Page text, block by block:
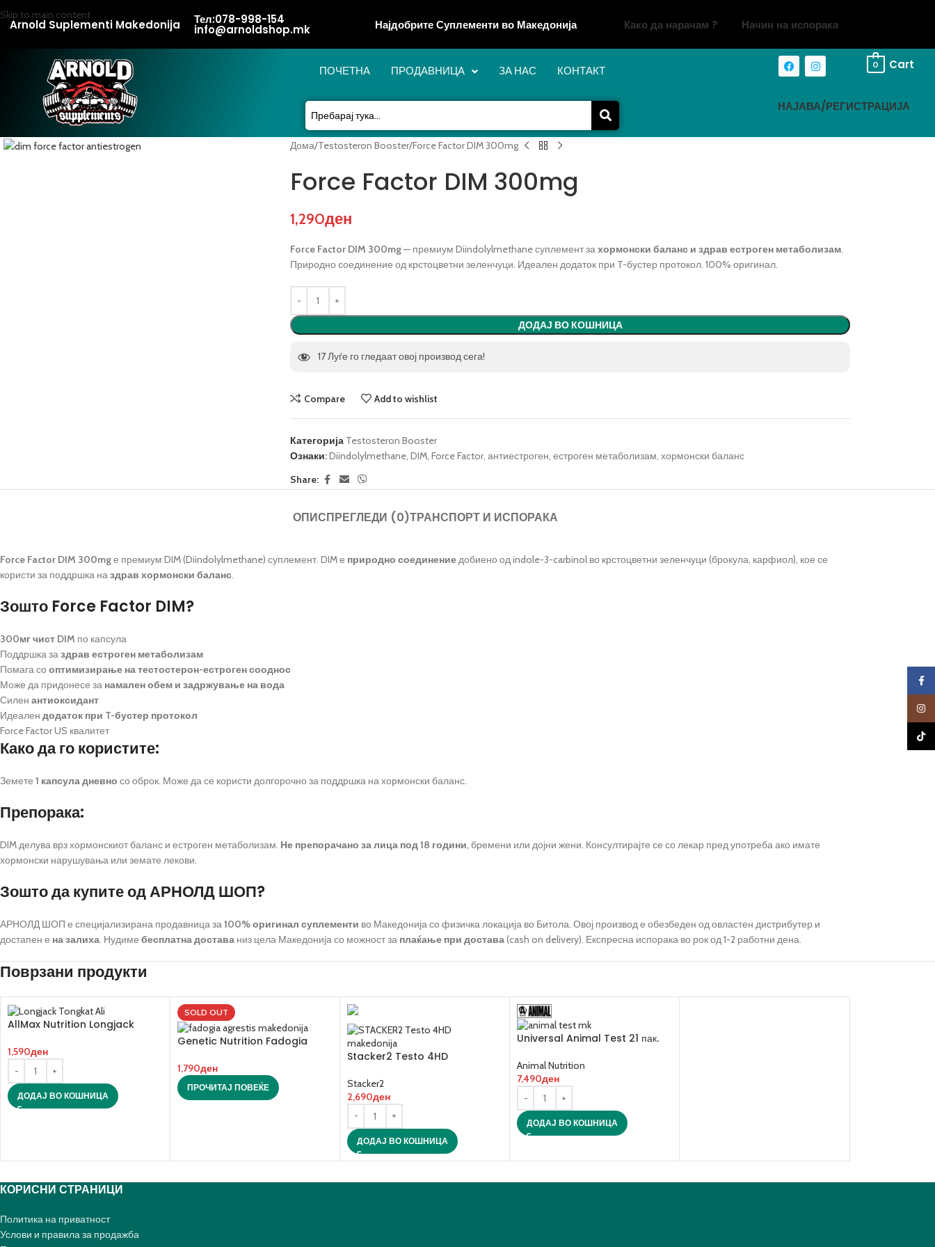
Skip to main content
Arnold Suplementi Makedonija Тел:078-998-154
info@arnoldshop.mk Најдобрите Суплементи во Македонија Како да нарачам ? Начин на испорака
ПОЧЕТНА ПРОДАВНИЦА ЗА НАС КОНТАКТ
0 Cart
НАЈАВА/РЕГИСТРАЦИЈА
Click to enlarge
Дома Testosteron Booster Force Factor DIM 300mg
Force Factor DIM 300mg
1,290ден
Force Factor DIM 300mg— премиум Diindolylmethane суплемент захормонски баланс и здрав естроген метаболизам.
Природно соединение од крстоцветни зеленчуци. Идеален додаток при T-бустер протокол. 100% оригинал.
ДОДАЈ ВО КОШНИЦА
17Луѓе го гледаат овој производ сега!
Compare Add to wishlist
Категорија Testosteron Booster
Ознаки:Diindolylmethane DIM Force Factor, антиестроген естроген метаболизам хормонски баланс
Share:
ОПИСПРЕГЛЕДИ (0)ТРАНСПОРТ И ИСПОРАКА
Force Factor DIM 300mgе премиум DIM (Diindolylmethane) суплемент. DIM е природно соединение добиено од indole-3-carbinol во крстоцветни зеленчуци (брокула, карфиол), кое се
користи за поддршка на здрав хормонски баланс
Зошто Force Factor DIM?
300мг чист DIM по капсула
Поддршка за здрав естроген метаболизам
Помага со оптимизирање на тестостерон-естроген сооднос
Може да придонесе за намален обем и задржување на вода
Силен антиоксидант
Идеален додаток при T-бустер протокол
Force Factor US квалитет
Како да го користите:
Земете 1 капсула дневно со оброк. Може да се користи долгорочно за поддршка на хормонски баланс.
Препорака:
DIM делува врз хормонскиот баланс и естроген метаболизам. Не препорачано за лица под 18 години , бремени или дојни жени. Консултирајте се со лекар пред употреба ако имате
хормонски нарушувања или земате лекови.
Зошто да купите од АРНОЛД ШОП?
АРНОЛД ШОП е специјализирана продавница за 100% оригинал суплементи во Македонија со физичка локација во Битола. Овој производ е обезбеден од овластен дистрибутер и
достапен е на залиха . Нудиме бесплатна достава низ цела Македонија со можност за плаќање при достава(cash on delivery). Експресна испорака во рок од 1-2 работни дена.
Поврзани продукти
AllMax Nutrition Longjack
1,590ден
ДОДАЈ ВО КОШНИЦА
SOLD OUT
Genetic Nutrition Fadogia
1,790ден
ПРОЧИТАЈ ПОВЕЌЕ
Stacker2 Testo 4HD
Stacker2
2,690ден
ДОДАЈ ВО КОШНИЦА
Universal Animal Test 21 пак.
Animal Nutrition
7,490ден
ДОДАЈ ВО КОШНИЦА
КОРИСНИ СТРАНИЦИ
Политика на приватност
Услови и правила за продажба